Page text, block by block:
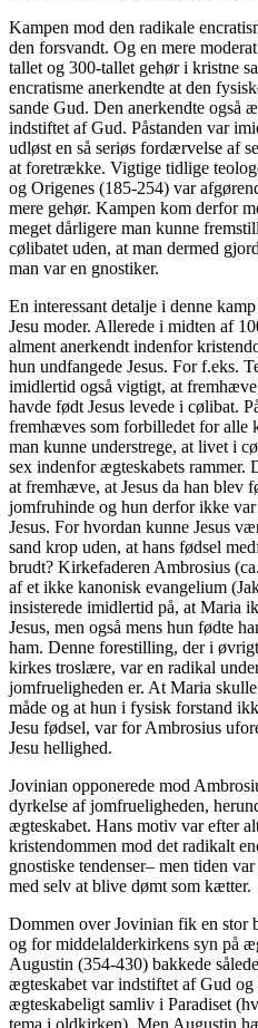
Kampen mod den radikale
den forsvandt. Og en mere
tallet og 300-tallet gehør i kristne
encratisme anerkendte at den
sande Gud. Den anerkendte også
indstiftet af Gud. Påstanden var
udløst en så seriøs fordærvelse af
at foretrække. Vigtige tidlige
og Origenes (185-254) var
mere gehør. Kampen kom derfor
meget dårligere man kunne
cølibatet uden, at man dermed
man var en gnostiker.
En interessant detalje i denne
Jesu moder. Allerede i midten af
alment anerkendt indenfor
hun undfangede Jesus. For f.eks.
imidlertid også vigtigt, at
havde født Jesus levede i cølibat.
fremhæves som forbilledet for alle
man kunne understrege, at livet i
sex indenfor ægteskabets rammer.
at fremhæve, at Jesus da han blev
jomfruhinde og hun derfor ikke
Jesus. For hvordan kunne Jesus
sand krop uden, at hans fødsel
brudt? Kirkefaderen Ambrosius
af et ikke kanonisk evangelium
insisterede imidlertid på, at Maria
Jesus, men også mens hun fødte
ham. Denne forestilling, der i
kirkes troslære, var en radikal
jomfrueligheden er. At Maria
måde og at hun i fysisk forstand
Jesu fødsel, var for Ambrosius
Jesu hellighed.
Jovinian opponerede mod
dyrkelse af jomfrueligheden,
ægteskabet. Hans motiv var efter
kristendommen mod det radikalt
gnostiske tendenser– men tiden
med selv at blive dømt som kætter.
Dommen over Jovinian fik en stor
og for middelalderkirkens syn på
Augustin (354-430) bakkede
ægteskabet var indstiftet af Gud
ægteskabeligt samliv i Paradiset
tema i oldkirken). Men Augustin